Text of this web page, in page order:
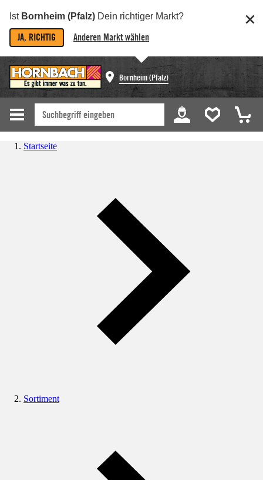
Ist Bornheim (Pfalz) Dein richtiger Markt?
JA, RICHTIG Anderen Markt wählen
Bornheim (Pfalz)
Startseite
Sortiment